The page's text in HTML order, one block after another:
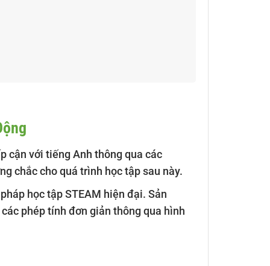
cận với tiếng Anh thông qua các
chắc cho quá trình học tập sau này.
học tập STEAM hiện đại. Sản
phép tính đơn giản thông qua hình